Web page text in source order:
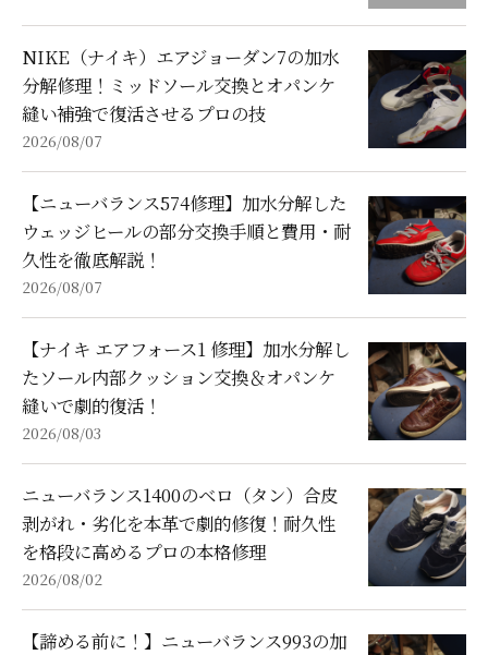
NIKE（ナイキ）エアジョーダン7の加水
分解修理！ミッドソール交換とオパンケ
縫い補強で復活させるプロの技
2026/08/07
【ニューバランス574修理】加水分解した
ウェッジヒールの部分交換手順と費用・耐
久性を徹底解説！
2026/08/07
【ナイキ エアフォース1 修理】加水分解し
たソール内部クッション交換＆オパンケ
縫いで劇的復活！
2026/08/03
ニューバランス1400のベロ（タン）合皮
剥がれ・劣化を本革で劇的修復！耐久性
を格段に高めるプロの本格修理
2026/08/02
【諦める前に！】ニューバランス993の加